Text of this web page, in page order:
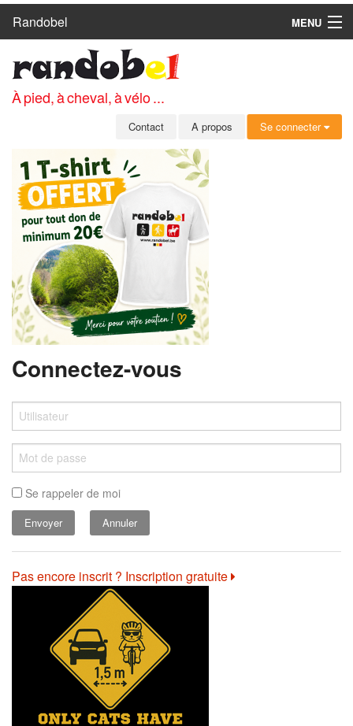
Randobel
MENU
CIRCUITS
CLUBS
MEMBRES
SE CONNECTER
INSCRIPTION GRATUITE
MOT DE PASSE OUBLIÉ
À pied, à cheval, à vélo ...
Contact A propos Se connecter
Connectez-vous
Se rappeler de moi
Annuler
Pas encore inscrit ? Inscription gratuite